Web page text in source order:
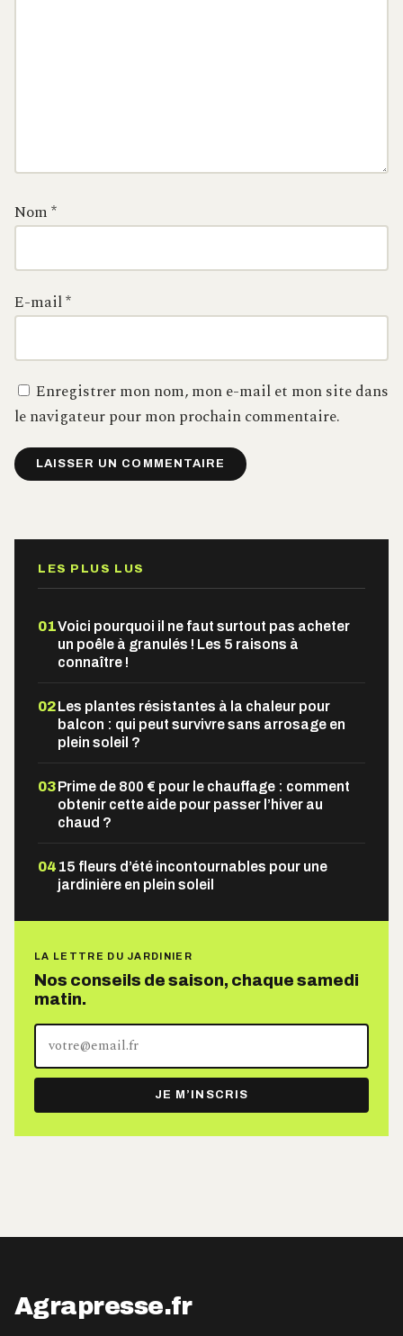
Nom*
E-mail*
Enregistrer mon nom, mon e-mail et mon site dans
le navigateur pour mon prochain commentaire.
LES PLUS LUS
01Voici pourquoi il ne faut surtout pas acheter
un poêle à granulés ! Les 5 raisons à
connaître !
02Les plantes résistantes à la chaleur pour
balcon : qui peut survivre sans arrosage en
plein soleil ?
03Prime de 800 € pour le chauffage : comment
obtenir cette aide pour passer l’hiver au
chaud ?
04 15 fleurs d’été incontournables pour une
jardinière en plein soleil
LA LETTRE DU JARDINIER
Nos conseils de saison, chaque samedi
matin.
Votre
adresse
e-
mail
JE M’INSCRIS
Agrapresse.fr